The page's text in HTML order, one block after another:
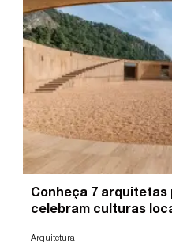
Conheça 7 arquitetas
celebram culturas
Arquitetura